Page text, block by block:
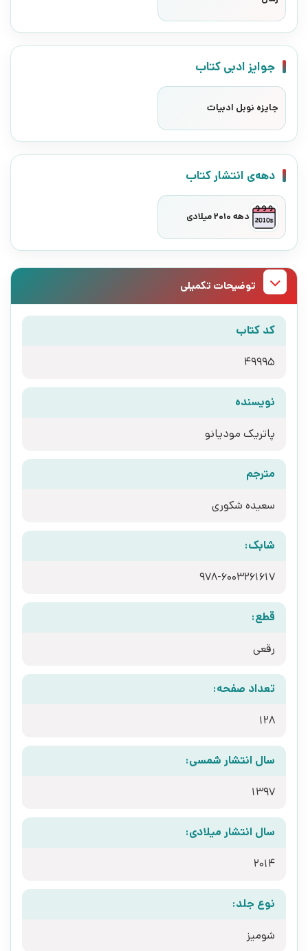
جوایز ادبی کتاب
جایزه نوبل ادبیات
دهه‌ی انتشار کتاب
دهه 2010 میلادی
توضیحات تکمیلی
کد کتاب
49995
نویسنده
پاتریک مودیانو
مترجم
سعیده شکوری
شابک:
978-6003261617
قطع:
رقعی
تعداد صفحه:
128
سال انتشار شمسی:
1397
سال انتشار میلادی:
2014
نوع جلد:
شومیز